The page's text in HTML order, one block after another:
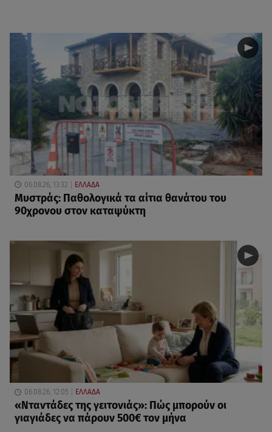
06.08.26, 13:32 ΕΛΛΑΔΑ
Μυστράς: Παθολογικά τα αίτια θανάτου του
90χρονου στον καταψύκτη
06.08.26, 12:05 ΕΛΛΑΔΑ
«Νταντάδες της γειτονιάς»: Πώς μπορούν οι
γιαγιάδες να πάρουν 500€ τον μήνα